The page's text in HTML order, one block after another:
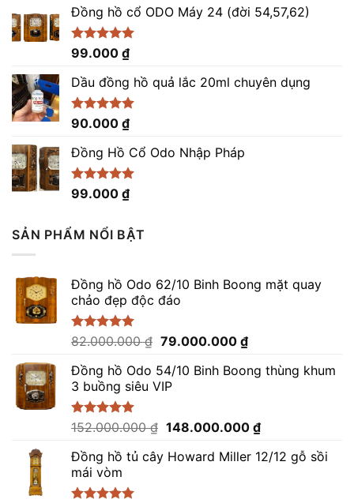
5 sao
Đồng hồ cổ ODO Máy 24 (đời 54,57,62)
Được xếp
5.00
5 sao
99.000 ₫
Dầu đồng hồ quả lắc 20ml chuyên dụng
Được xếp
5.00
5 sao
90.000 ₫
Đồng Hồ Cổ Odo Nhập Pháp
Được xếp
4.96
99.000 ₫
SẢN PHẨM NỔI BẬT
Đồng hồ Odo 62/10 Binh Boong mặt quay
chảo đẹp độc đáo
Được xếp
5 sao
82.000.000₫ Giá
là:
82.000.000 ₫.
79.000.000 ₫Giá
tại
Đồng hồ Odo 54/10 Binh Boong thùng khum
3 buồng siêu VIP
Được xếp
5 sao
152.000.000₫ Giá
là:
148.000.000 ₫Giá
tại
Đồng hồ tủ cây Howard Miller 12/12 gỗ sồi
mái vòm